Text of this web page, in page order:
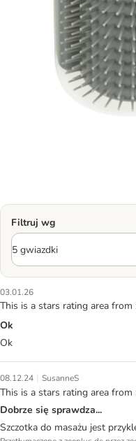
Filtruj wg
03.01.26
This is a stars rating area from
Ok
Ok
08.12.24 | SusanneS
This is a stars rating area from
Dobrze się sprawdza...
Szczotka do masażu jest